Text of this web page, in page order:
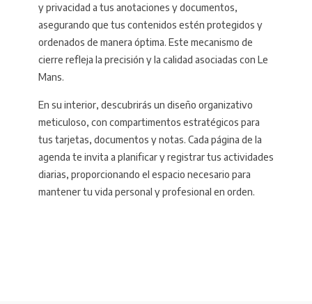
y privacidad a tus anotaciones y documentos,
asegurando que tus contenidos estén protegidos y
ordenados de manera óptima. Este mecanismo de
cierre refleja la precisión y la calidad asociadas con Le
Mans.
En su interior, descubrirás un diseño organizativo
meticuloso, con compartimentos estratégicos para
tus tarjetas, documentos y notas. Cada página de la
agenda te invita a planificar y registrar tus actividades
diarias, proporcionando el espacio necesario para
mantener tu vida personal y profesional en orden.